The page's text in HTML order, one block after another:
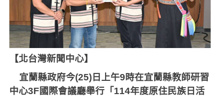
【北台灣新聞中心】
宜蘭縣政府今(25) 日上午9時在宜蘭縣教師研習
中心3F國際會議廳舉行「 114年度原住民族日活